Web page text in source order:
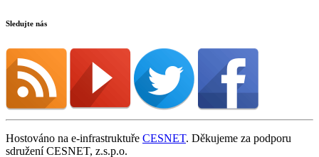
Sledujte nás
Hostováno na e-infrastruktuře CESNET. Děkujeme za podporu
sdružení CESNET, z.s.p.o.